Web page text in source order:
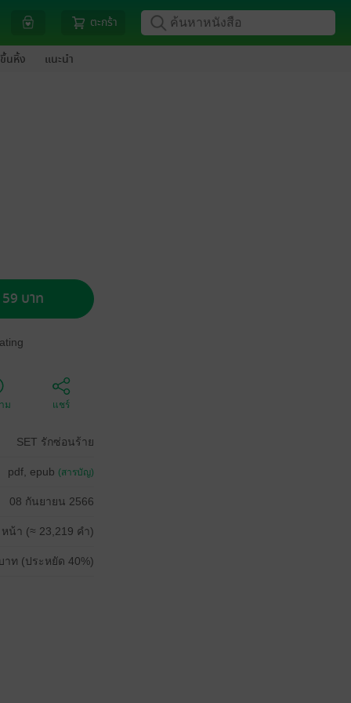
ตะกร้า
นหิ้ง แนะนำ
บาท
ม แชร์
SET รักซ่อนร้าย
pdf, epub (สารบัญ)
08 กันยายน 2566
หน้า (≈ 23,219 คำ)
าท (ประหยัด 40%)